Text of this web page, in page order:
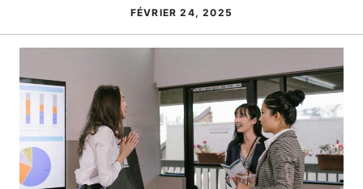
FÉVRIER 24, 2025